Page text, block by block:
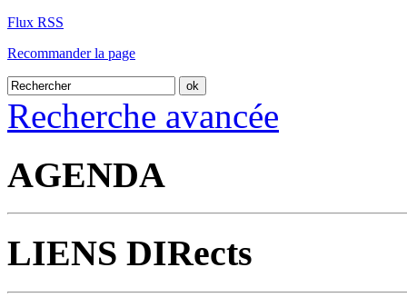
Flux RSS
Recommander la page
Recherche avancée
AGENDA
LIENS DIRects